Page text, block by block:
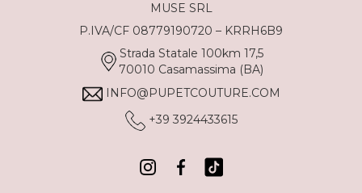
MUSE SRL
P.IVA/CF 08779190720 – KRRH6B9
Strada Statale 100km 17,5
70010 Casamassima (BA)
INFO@PUPETCOUTURE.COM
+39 3924433615